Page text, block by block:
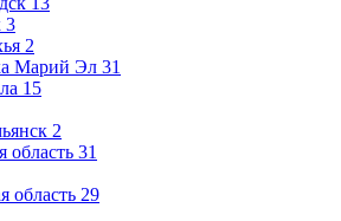
3
2
Марий Эл 31
15
2
область 31
область 29